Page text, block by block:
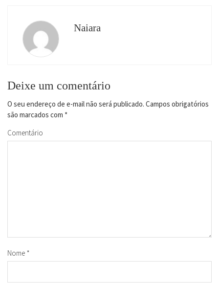
Naiara
Deixe um comentário
O seu endereço de e-mail não será publicado. Campos obrigatórios
são marcados com *
Comentário
Nome *